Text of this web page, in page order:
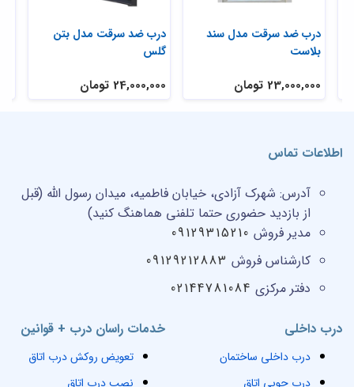
درب ضد سرقت مدل بتن
گلس
24,000,000 تومان
درب ضد سرقت مدل سند
بلاست
23,000,000 تومان
خدمات راسان درب + قوانین
تعویض روکش درب اتاق
نصب درب اتاق
درب داخلی
درب داخلی ساختمان
درب چوبی اتاق
اطلاعات تماس
آدرس: شهرک آزادی، خیابان فاطمیه، میدان رسول الله (قبل
از بازدید حضوری حتما تلفنی هماهنگ کنید)
مدیر فروش 09129315210
کارشناس فروش 09129212883
دفتر مرکزی 02144781084